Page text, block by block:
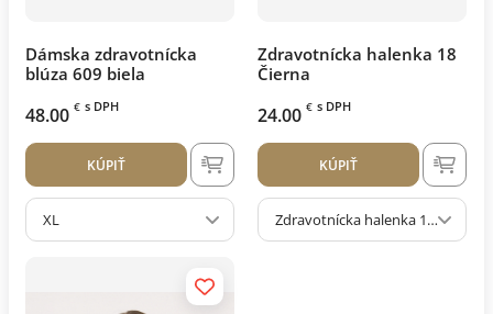
Dámska zdravotnícka
blúza 609 biela
48.00 € s DPH
KÚPIŤ
XL
Zdravotnícka halenka 18
Čierna
24.00 € s DPH
KÚPIŤ
Zdravotnícka halenka 18 Čierna